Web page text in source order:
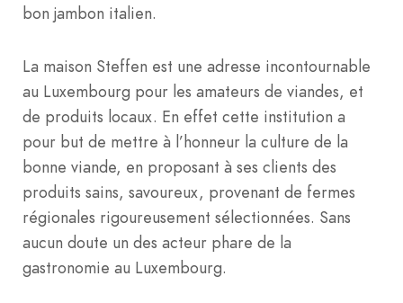
bon jambon italien.
La maison Steffen est une adresse incontournable
au Luxembourg pour les amateurs de viandes, et
de produits locaux. En effet cette institution a
pour but de mettre à l’honneur la culture de la
bonne viande, en proposant à ses clients des
produits sains, savoureux, provenant de fermes
régionales rigoureusement sélectionnées. Sans
aucun doute un des acteur phare de la
gastronomie au Luxembourg.